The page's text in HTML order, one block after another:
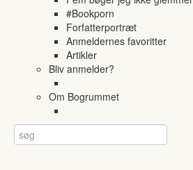
#Bookporn
Forfatterportræt
Anmeldernes favoritter
Artikler
Bliv anmelder?
Om Bogrummet